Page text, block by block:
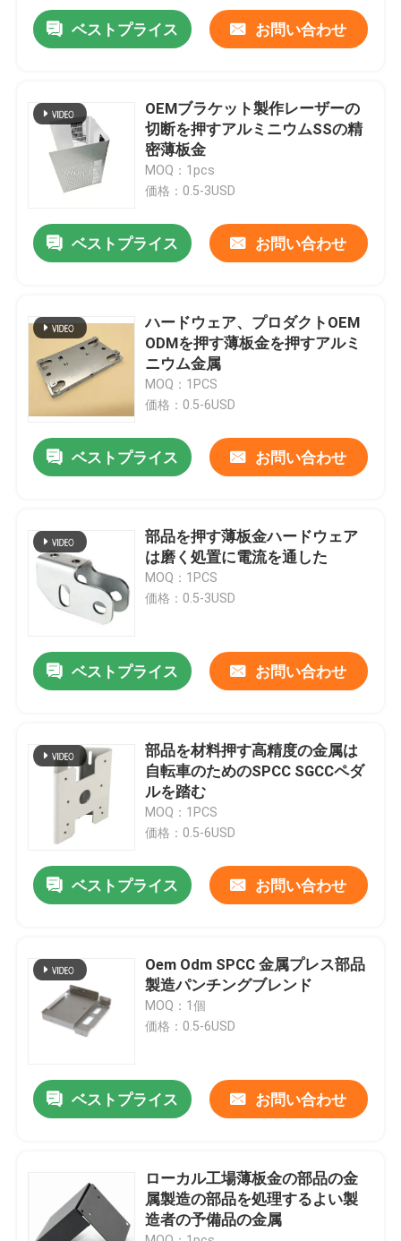
プロダクト
VRショー
私達について
品質管理
ニュース
精密CNCは部品を機械で造った
ベストプライス お問い合わせ
OEMブラケット製作レーザーの
切断を押すアルミニウムSSの精
密薄板金
MOQ：1pcs
価格：0.5-3USD
ベストプライス お問い合わせ
ハードウェア、プロダクトOEM
ODMを押す薄板金を押すアルミ
ニウム金属
MOQ：1PCS
価格：0.5-6USD
ベストプライス お問い合わせ
部品を押す薄板金ハードウェア
は磨く処置に電流を通した
MOQ：1PCS
価格：0.5-3USD
ベストプライス お問い合わせ
部品を材料押す高精度の金属は
自転車のためのSPCC SGCCペダ
ルを踏む
MOQ：1PCS
価格：0.5-6USD
ベストプライス お問い合わせ
Oem Odm SPCC 金属プレス部品
製造パンチングブレンド
MOQ：1個
価格：0.5-6USD
ベストプライス お問い合わせ
ローカル工場薄板金の部品の金
属製造の部品を処理するよい製
造者の予備品の金属